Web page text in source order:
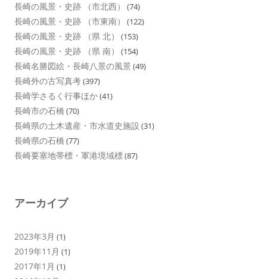
長崎の風景・史跡 （市北西） (74)
長崎の風景・史跡 （市東南） (122)
長崎の風景・史跡 （県 北） (153)
長崎の風景・史跡 （県 南） (154)
長崎名勝図絵・長崎八景の風景 (49)
長崎外の古写真考(397)
長崎学さるく行事ほか(41)
長崎市の石橋 (70)
長崎県の土木遺産・市水道史施設 (31)
長崎県の石橋 (77)
長崎要塞地帯標・軍港境域標(87)
アーカイブ
2023年3月 (1)
2019年11月 (1)
2017年1月 (1)